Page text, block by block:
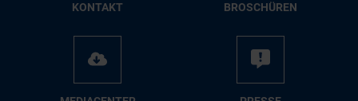
KON­TAKT BRO­SCHÜ­REN